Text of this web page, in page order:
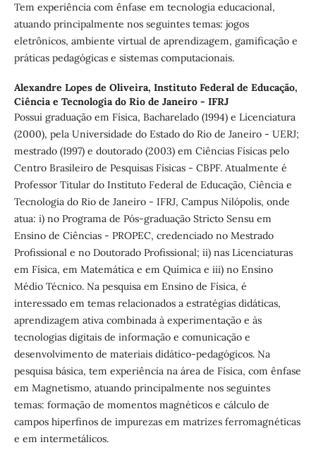
Tem experiência com ênfase em tecnologia educacional,
atuando principalmente nos seguintes temas: jogos
eletrônicos, ambiente virtual de aprendizagem, gamificação e
práticas pedagógicas e sistemas computacionais.
Alexandre Lopes de Oliveira, Instituto Federal de Educação,
Ciência e Tecnologia do Rio de Janeiro - IFRJ
Possui graduação em Física, Bacharelado (1994) e Licenciatura
(2000), pela Universidade do Estado do Rio de Janeiro - UERJ;
mestrado (1997) e doutorado (2003) em Ciências Físicas pelo
Centro Brasileiro de Pesquisas Físicas - CBPF. Atualmente é
Professor Titular do Instituto Federal de Educação, Ciência e
Tecnologia do Rio de Janeiro - IFRJ, Campus Nilópolis, onde
atua: i) no Programa de Pós-graduação Stricto Sensu em
Ensino de Ciências - PROPEC, credenciado no Mestrado
Profissional e no Doutorado Profissional; ii) nas Licenciaturas
em Física, em Matemática e em Química e iii) no Ensino
Médio Técnico. Na pesquisa em Ensino de Física, é
interessado em temas relacionados a estratégias didáticas,
aprendizagem ativa combinada à experimentação e às
tecnologias digitais de informação e comunicação e
desenvolvimento de materiais didático-pedagógicos. Na
pesquisa básica, tem experiência na área de Física, com ênfase
em Magnetismo, atuando principalmente nos seguintes
temas: formação de momentos magnéticos e cálculo de
campos hiperfinos de impurezas em matrizes ferromagnéticas
e em intermetálicos.